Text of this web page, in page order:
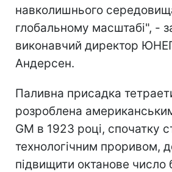
навколишнього
глобальному масштабі", -
виконавчий директор
Андерсен.
Паливна присадка
розроблена
GM в 1923 році, спочатку
технологічним проривом,
підвищити октанове число